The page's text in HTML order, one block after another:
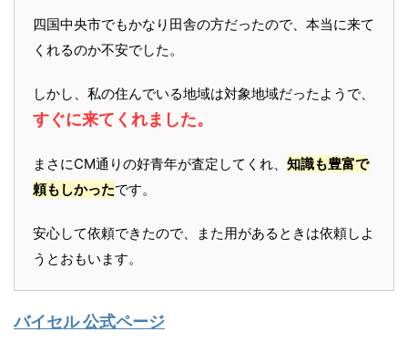
四国中央市でもかなり田舎の方だったので、本当に来て
くれるのか不安でした。
しかし、私の住んでいる地域は対象地域だったようで、
すぐに来てくれました。
まさにCM通りの好青年が査定してくれ、 知識も豊富で
頼もしかったです。
安心して依頼できたので、また用があるときは依頼しよ
うとおもいます。
バイセル 公式ページ